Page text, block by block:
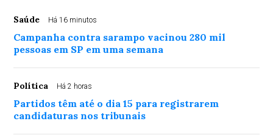
Saúde Há 16 minutos
Campanha contra sarampo vacinou 280 mil
pessoas em SP em uma semana
Política Há 2 horas
Partidos têm até o dia 15 para registrarem
candidaturas nos tribunais